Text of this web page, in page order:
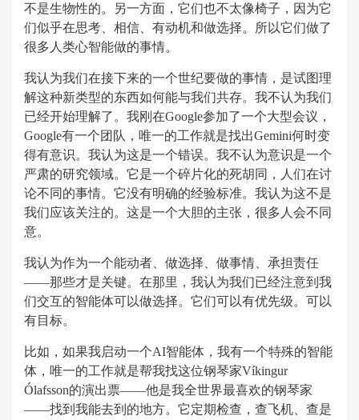
不是生物性的。另一方面，它们也不太像椅子，因为它
们似乎在思考、相信、有动机和做选择。所以它们做了
很多人类心智能做的事情。
我认为我们在接下来的一个世纪要做的事情，是试图理
解这种新类型的东西如何能与我们共存。我不认为我们
已经开始理解了。我刚在Google参加了一个大型会议，
Google有一个团队，唯一的工作就是找出Gemini何时变
得有意识。我认为这是一个错误。我不认为意识是一个
严肃的研究领域。它是一个碎片化的死胡同，人们在讨
论不同的事情。它没有明确的经验标准。我认为这不是
我们应该关注的。这是一个大胆的主张，很多人会不同
意。
我认为作为一个能动者、做选择、做事情、承担责任
——那些才是关键。在那里，我认为我们已经注意到我
们交互的智能体可以做选择。它们可以有优先级。可以
有目标。
比如，如果我启动一个AI智能体，我有一个特殊的智能
体，唯一的工作就是帮我找这位钢琴家Víkingur
Ólafsson的演出票——他是我全世界最喜欢的钢琴家
——找到我能去到的地方。它定期检查，查飞机、查是